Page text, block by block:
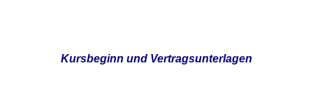
Kursbeginn und Vertragsunterlagen